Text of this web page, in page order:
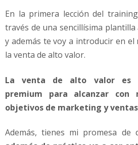
En la primera lección del
través de una sencillísima
y además te voy a introducir en el
la venta de alto valor.
La venta de alto valor es
premium para alcanzar con
objetivos de marketing y
Además, tienes mi promesa de